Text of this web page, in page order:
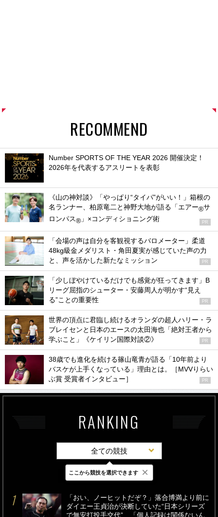
RECOMMEND
Number SPORTS OF THE YEAR 2026 開催決定！
2026年を代表するアスリートを表彰
《山の神対談》「やっぱり“タイパ”がいい！」箱根の
名ランナー、柏原竜二と神野大地が語る「エアー®サ
ロンパス® 」×コンディショニング術 PR
「会場の声は自分を客観視するバロメーター」柔道
48kg級金メダリスト・角田夏実が感じていた声の力
と、声を活かした新たなミッション
PR
「少しぼやけているだけでも感覚が狂ってきます」B
リーグ屈指のシューター・安藤周人が明かす“見え
る”ことの重要性
PR
世界の頂点に君臨し続けるオランダの超人ハリー・ラ
ブレイセンと日本のエースの太田海也「絶対王者から
学ぶこと」《ケイリン国際対談②》
PR
38歳でも進化を続ける篠山竜青が語る「10年前より
バスケが上手くなっている」理由とは。［MVVりらい
ぶ賞 受賞者インタビュー］
PR
RANKING
全ての競技
最新 24時間 週間
「おい、ノーヒットだぞ？」落合博満より前に
ダイエー王貞治が決断していた“日本シリーズ
で無安打投手交代”…「個人記録は関係ないん
ここから競技を選択できます ×